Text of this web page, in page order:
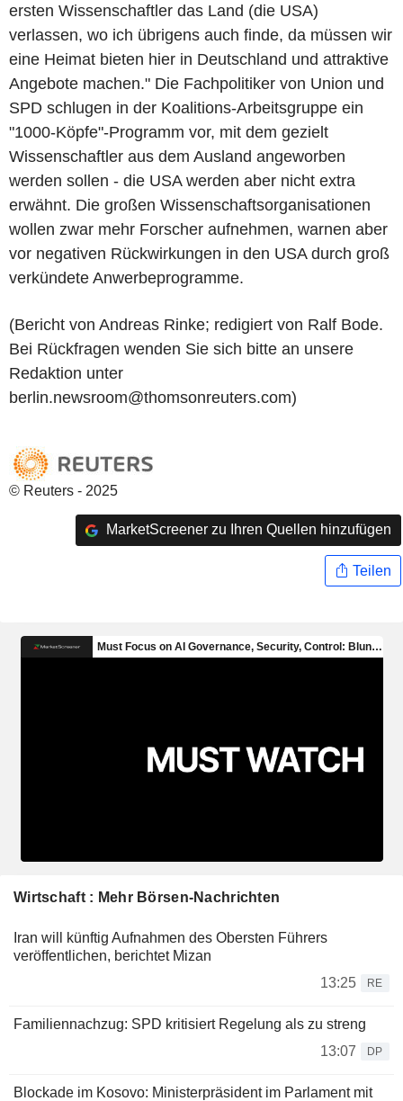
ersten Wissenschaftler das Land (die USA)
verlassen, wo ich übrigens auch finde, da müssen wir
eine Heimat bieten hier in Deutschland und attraktive
Angebote machen." Die Fachpolitiker von Union und
SPD schlugen in der Koalitions-Arbeitsgruppe ein
"1000-Köpfe"-Programm vor, mit dem gezielt
Wissenschaftler aus dem Ausland angeworben
werden sollen - die USA werden aber nicht extra
erwähnt. Die großen Wissenschaftsorganisationen
wollen zwar mehr Forscher aufnehmen, warnen aber
vor negativen Rückwirkungen in den USA durch groß
verkündete Anwerbeprogramme.
(Bericht von Andreas Rinke; redigiert von Ralf Bode.
Bei Rückfragen wenden Sie sich bitte an unsere
Redaktion unter
berlin.newsroom@thomsonreuters.com)
© Reuters - 2025
MarketScreener zu Ihren Quellen hinzufügen
Teilen
Wirtschaft : Mehr Börsen-Nachrichten
Iran will künftig Aufnahmen des Obersten Führers
veröffentlichen, berichtet Mizan
13:25
RE
Familiennachzug: SPD kritisiert Regelung als zu streng
13:07
DP
Blockade im Kosovo: Ministerpräsident im Parlament mit